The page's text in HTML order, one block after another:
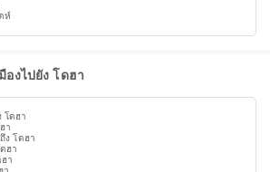
ห์
องไปยัง โดฮา
โดฮา
า
ง โดฮา
ฮา
า